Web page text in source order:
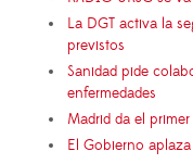
La DGT activa la
previstos
Sanidad pide
enfermedades
Madrid da el
El Gobierno